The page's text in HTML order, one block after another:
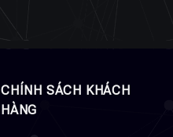
CHÍNH SÁCH KHÁCH
HÀNG